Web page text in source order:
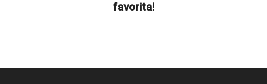
favorita!